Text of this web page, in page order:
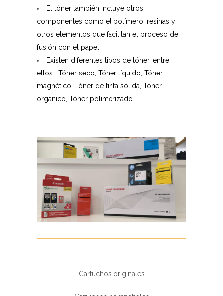
El tóner también incluye otros
componentes como el polímero, resinas y
otros elementos que facilitan el proceso de
fusión con el papel
Existen diferentes tipos de tóner, entre
ellos: Tóner seco, Tóner líquido, Tóner
magnético, Tóner de tinta sólida, Tóner
orgánico, Tóner polimerizado.
Cartuchos originales